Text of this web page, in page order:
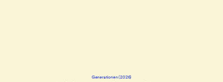
Generationen (2026)